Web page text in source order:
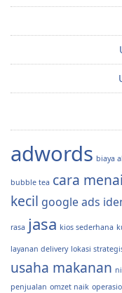
adwords biaya
bubble tea cara
kecil google ads
rasa jasa kios sederhana
layanan delivery lokasi
usaha makanan
penjualan omzet naik